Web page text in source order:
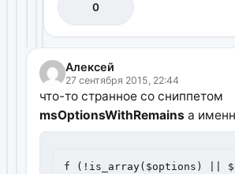
0
Алексей
27 сентября 2015, 22:44
что-то странное со сниппетом
msOptionsWithRemains а
f (!is_array($options) ||